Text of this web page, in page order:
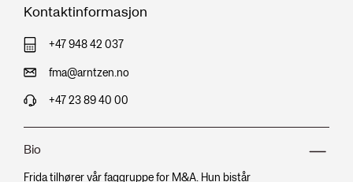
Kontaktinformasjon
+47 948 42 037
fma@arntzen.no
+47 23 89 40 00
Bio
Frida tilhører vår faggruppe for M&A. Hun bistår